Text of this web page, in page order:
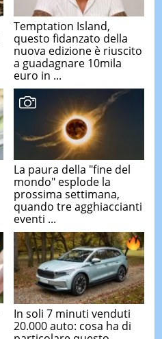
Temptation Island,
questo fidanzato della
nuova edizione è riuscito
a guadagnare 10mila
euro in ...
La paura della "fine del
mondo" esplode la
prossima settimana,
quando tre agghiaccianti
eventi ...
In soli 7 minuti venduti
20.000 auto: cosa ha di